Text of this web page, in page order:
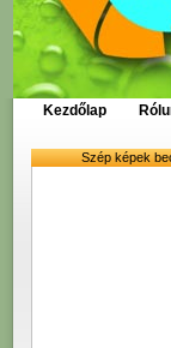
Kezdőlap
Szép képek